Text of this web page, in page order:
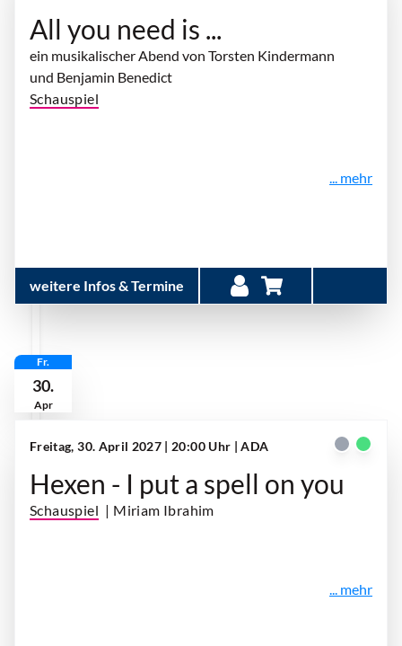
All you need is ...
ein musikalischer Abend von Torsten Kindermann
und Benjamin Benedict
Schauspiel
... mehr
weitere Infos & Termine
Fr.
30.
Apr
Freitag, 30. April 2027 | 20:00 Uhr | ADA
Hexen - I put a spell on you
Schauspiel | Miriam Ibrahim
... mehr